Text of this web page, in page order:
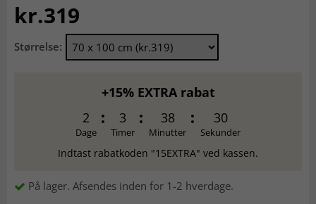
kr.319
Størrelse:
+15% EXTRA rabat
2
Dage
3
Timer
38
Minutter
30
Sekunder
Indtast rabatkoden "15EXTRA" ved kassen.
På lager. Afsendes inden for 1-2 hverdage.